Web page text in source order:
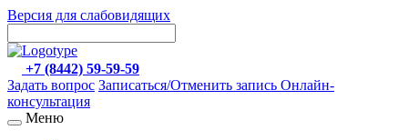
Версия для слабовидящих
+7 (8442) 59-59-59
Задать вопрос Записаться/Отменить запись Онлайн-
консультация
Меню